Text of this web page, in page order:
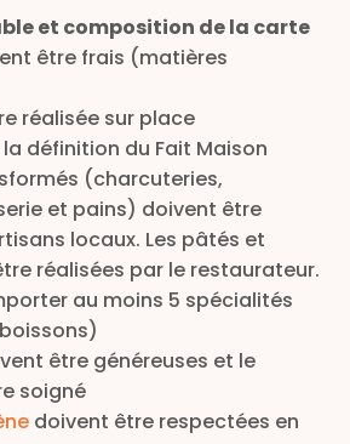
et composition de la carte
être frais (matières
réalisée sur place
définition du Fait Maison
(charcuteries,
et pains) doivent être
locaux. Les pâtés et
réalisées par le restaurateur.
au moins 5 spécialités
être généreuses et le
soigné
doivent être respectées en